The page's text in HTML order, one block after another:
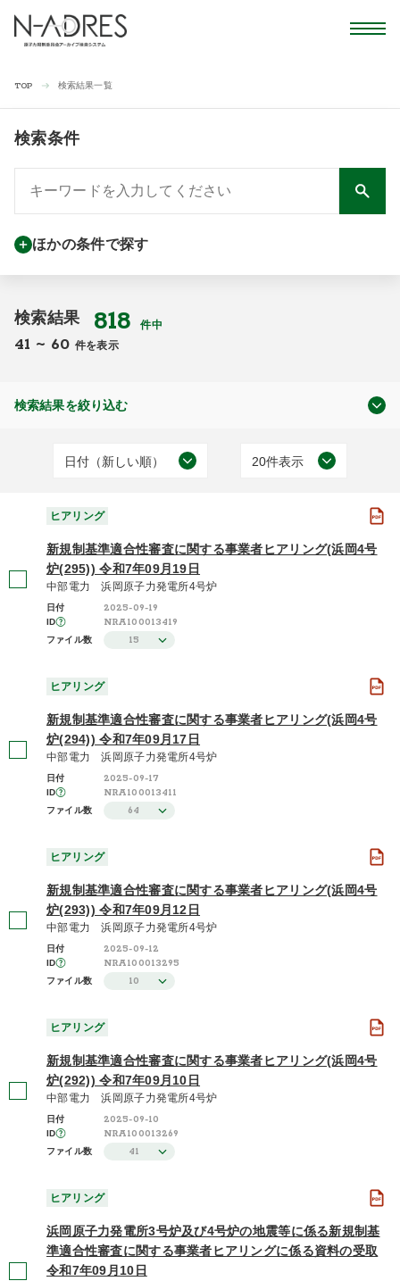
TOP 検索結果一覧
検索条件
ほかの条件で探す
検索結果 818件中
41 ~ 60 件を表示
検索結果を絞り込む
(818)
(818)
(126)
2024年度 / 令和6年度
(69)
2023年度 / 令和5年度
(123)
日付（新しい順）
施設（昇順）
タイトル（昇順）
20件表示
ヒアリング
新規制基準適合性審査に関する事業者ヒアリング(浜岡4号
炉(295)) 令和7年09月19日
中部電力 浜岡原子力発電所4号炉
日付 2025-09-19
ID NRA100013419
ファイル数 15
ヒアリング
新規制基準適合性審査に関する事業者ヒアリング(浜岡4号
炉(294)) 令和7年09月17日
中部電力 浜岡原子力発電所4号炉
日付 2025-09-17
ID NRA100013411
ファイル数 64
ヒアリング
新規制基準適合性審査に関する事業者ヒアリング(浜岡4号
炉(293)) 令和7年09月12日
中部電力 浜岡原子力発電所4号炉
日付 2025-09-12
ID NRA100013295
ファイル数 10
ヒアリング
新規制基準適合性審査に関する事業者ヒアリング(浜岡4号
炉(292)) 令和7年09月10日
中部電力 浜岡原子力発電所4号炉
日付 2025-09-10
ID NRA100013269
ファイル数 41
ヒアリング
浜岡原子力発電所3号炉及び4号炉の地震等に係る新規制基
準適合性審査に関する事業者ヒアリングに係る資料の受取
令和7年09月10日